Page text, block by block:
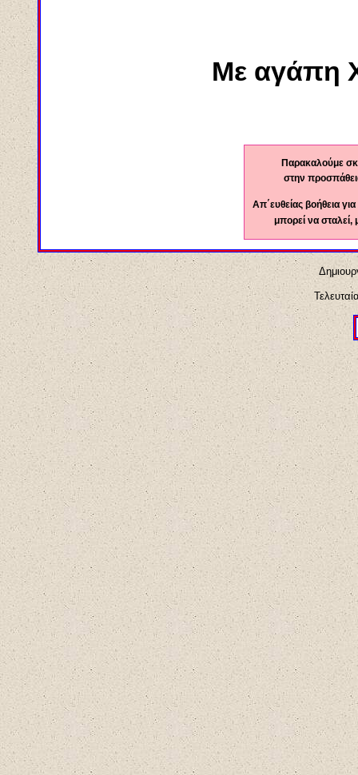
Με αγάπη
Παρακαλούμε
στην
Απ΄ευθείας βοήθεια
μπορεί να